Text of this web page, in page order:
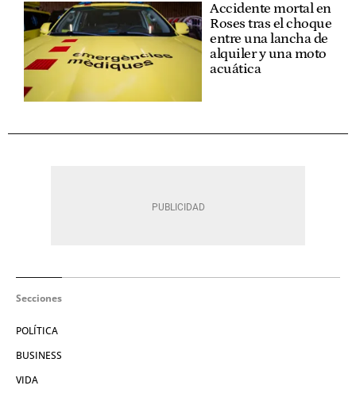
Accidente mortal en
Roses tras el choque
entre una lancha de
alquiler y una moto
acuática
Secciones
POLÍTICA
BUSINESS
VIDA